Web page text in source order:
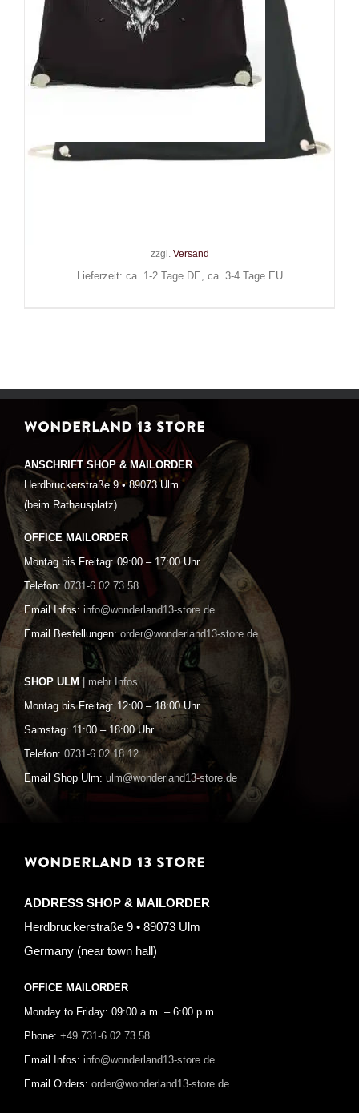
Easure Sporttasche Night
zzgl. Versand
Lieferzeit: ca. 1-2 Tage DE, ca. 3-4 Tage EU
WONDERLAND 13 STORE
ANSCHRIFT SHOP & MAILORDER
Herdbruckerstraße 9 • 89073 Ulm
(beim Rathausplatz)
OFFICE MAILORDER
Montag bis Freitag: 09:00 – 17:00 Uhr
Telefon: 0731-6 02 73 58
Email Infos: info@wonderland13-store.de
Email Bestellungen: order@wonderland13-store.de
SHOP ULM | mehr Infos
Montag bis Freitag: 12:00 – 18:00 Uhr
Samstag: 11:00 – 18:00 Uhr
Telefon: 0731-6 02 18 12
Email Shop Ulm: ulm@wonderland13-store.de
WONDERLAND 13 STORE
ADDRESS SHOP & MAILORDER
Herdbruckerstraße 9 • 89073 Ulm
Germany (near town hall)
OFFICE MAILORDER
Monday to Friday: 09:00 a.m. – 6:00 p.m
Phone: +49 731-6 02 73 58
Email Infos: info@wonderland13-store.de
Email Orders: order@wonderland13-store.de